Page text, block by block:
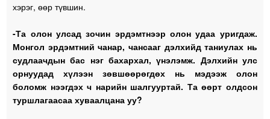
хэрэг, өөр түвшин.
-Та олон улсад зочин эрдэмтнээр олон удаа уригдаж.
Монгол эрдэмтний чанар, чансааг дэлхийд таниулах нь
судлаачдын бас нэг бахархал, үнэлэмж. Дэлхийн улс
орнуудад хүлээн зөвшөөрөгдөх нь мэдээж олон
боломж нээгдэх ч нарийн шалгууртай. Та өөрт олдсон
туршлагаасаа хуваалцана уу?